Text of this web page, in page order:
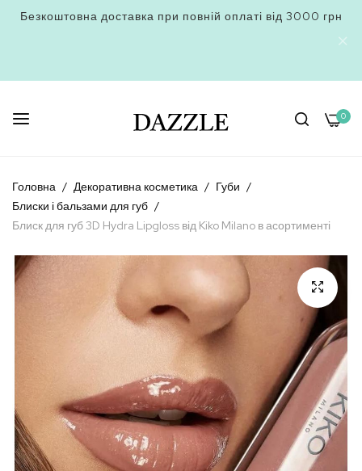
Безкоштовна доставка при повній оплаті від 3000 грн
0
to
Content
Головна Декоративна косметика
Губи
Блиски і бальзами для губ
Блиск для губ 3D Hydra Lipgloss від Kiko Milano в асортименті
Перейти
до